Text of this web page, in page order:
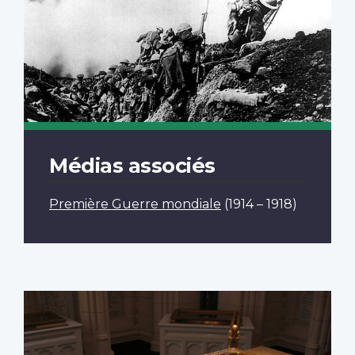
Médias associés
Première Guerre mondiale (1914 – 1918)